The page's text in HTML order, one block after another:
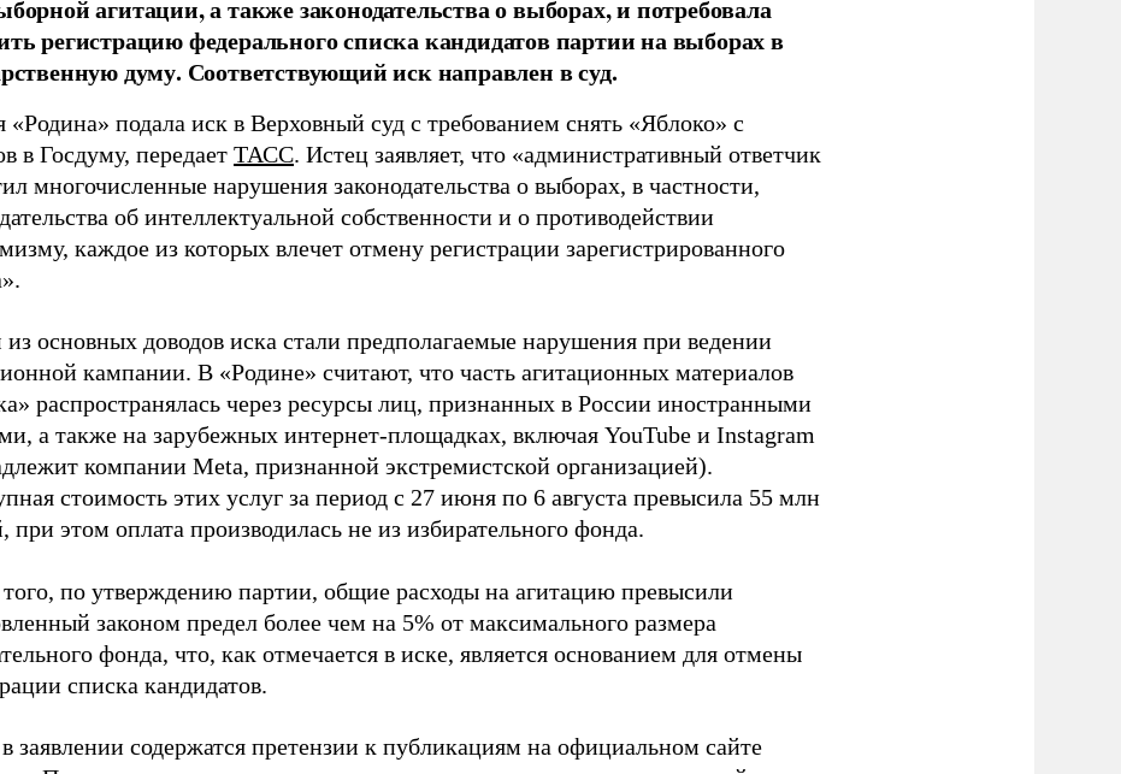
агитации, а также законодательства о выборах, и потребовала
регистрацию федерального списка кандидатов партии на выборах в
думу. Соответствующий иск направлен в суд.
«Родина» подала иск в Верховный суд с требованием снять «Яблоко» с
в Госдуму, передает ТАСС. Истец заявляет, что «административный ответчик
многочисленные нарушения законодательства о выборах, в частности,
об интеллектуальной собственности и о противодействии
каждое из которых влечет отмену регистрации зарегистрированного
основных доводов иска стали предполагаемые нарушения при ведении
кампании. В «Родине» считают, что часть агитационных материалов
распространялась через ресурсы лиц, признанных в России иностранными
а также на зарубежных интернет-площадках, включая YouTube и Instagram
компании Meta, признанной экстремистской организацией).
стоимость этих услуг за период с 27 июня по 6 августа превысила 55 млн
при этом оплата производилась не из избирательного фонда.
по утверждению партии, общие расходы на агитацию превысили
законом предел более чем на 5% от максимального размера
фонда, что, как отмечается в иске, является основанием для отмены
списка кандидатов.
заявлении содержатся претензии к публикациям на официальном сайте